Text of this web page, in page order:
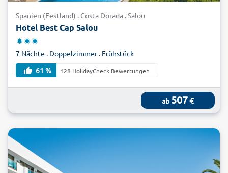
und Meer, Natur und Kultur – und natürlich Sonne satt seien
Ihnen gewiss!
Spanien (Festland) . Costa Dorada . Salou
Hotel Best Cap Salou
7 Nächte . Doppelzimmer . Frühstück
61 %
128 HolidayCheck Bewertungen
ab 507€